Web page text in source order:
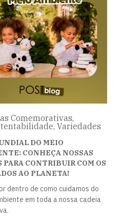
Comemorativas,
Variedades
DO MEIO
CONHEÇA NOSSAS
PARA CONTRIBUIR COM OS
AO PLANETA!
dentro de como cuidamos do
em toda a nossa cadeia